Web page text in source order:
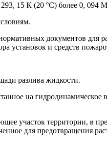
15 К (20 °С) более 0, 094
документов для
установок и средств
разлива жидкости.
на гидродинамическое
участок территории, в
для предотвращения